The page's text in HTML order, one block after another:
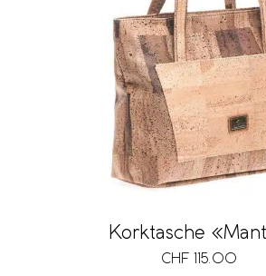
Korktasche
CHF 115.00